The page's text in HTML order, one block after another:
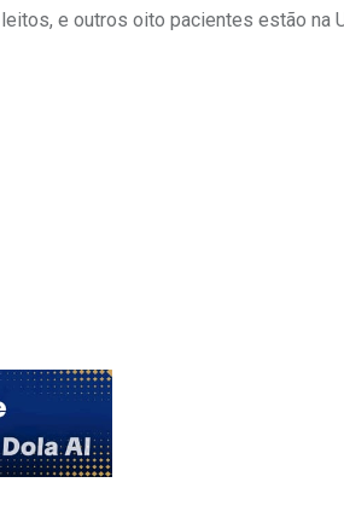
e outros oito pacientes estão na